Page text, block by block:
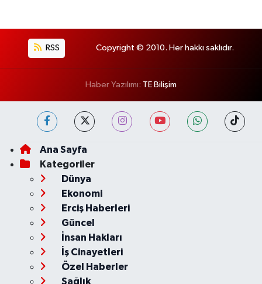
RSS Copyright © 2010. Her hakkı saklıdır.
Haber Yazılımı: TE Bilişim
Ana Sayfa
Kategoriler
Dünya
Ekonomi
Erciş Haberleri
Güncel
İnsan Hakları
İş Cinayetleri
Özel Haberler
Sağlık